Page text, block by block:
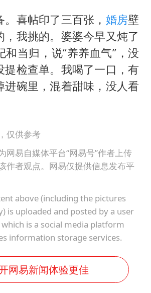
喜帖印了三百张， 婚房壁
，我挑的。婆婆今早又炖了
和当归，说“养养血气”，没
提检查单。我喝了一口，有
进碗里，混着甜味，没人看
仅供参考
网易自媒体平台“网易号”作者上传
作者观点。网易仅提供信息发布平
above (including the pictures
is uploaded and posted by a user
which is a social media platform
information storage services.
网易新闻体验更佳